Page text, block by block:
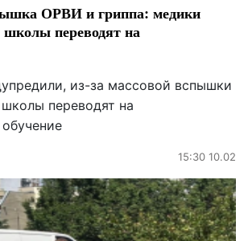
ОРВИ и гриппа: медики
школы переводят на
из-за массовой вспышки
переводят на
15:30 10.02